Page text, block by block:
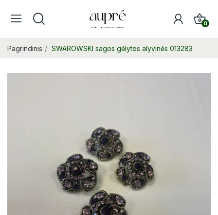
0
Pagrindinis SWAROWSKI sagos gėlytes alyvinės 013283